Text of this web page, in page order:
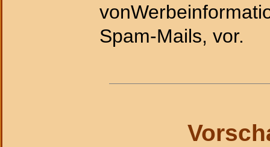
Spam-Mails, vor.